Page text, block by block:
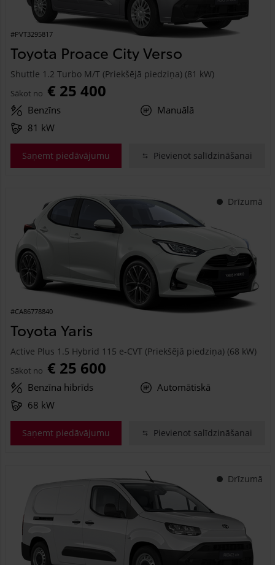
#PVT3295817
Toyota Proace City Verso
Shuttle 1.2 Turbo M/T (Priekšējā piedziņa) (81 kW)
Sākot no € 25 400
Benzīns
Manuālā
81 kW
Saņemt piedāvājumu Pievienot salīdzināšanai
Drīzumā
#CA86778840
Toyota Yaris
Active Plus 1.5 Hybrid 115 e-CVT (Priekšējā piedziņa) (68 kW)
Sākot no € 25 600
Benzīna hibrīds
Automātiskā
68 kW
Saņemt piedāvājumu Pievienot salīdzināšanai
Drīzumā